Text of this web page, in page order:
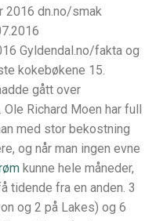
2016 dn.no/smak
Gyldendal.no/fakta og
kokebøkene 15.
gått over
Richard Moen har full
med stor bekostning
og når man ingen evne
kunne hele måneder,
tidende fra en anden. 3
og 2 på Lakes) og 6